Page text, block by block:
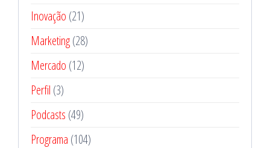
Inovação (21)
Marketing(28)
Mercado (12)
Perfil (3)
Podcasts (49)
Programa (104)